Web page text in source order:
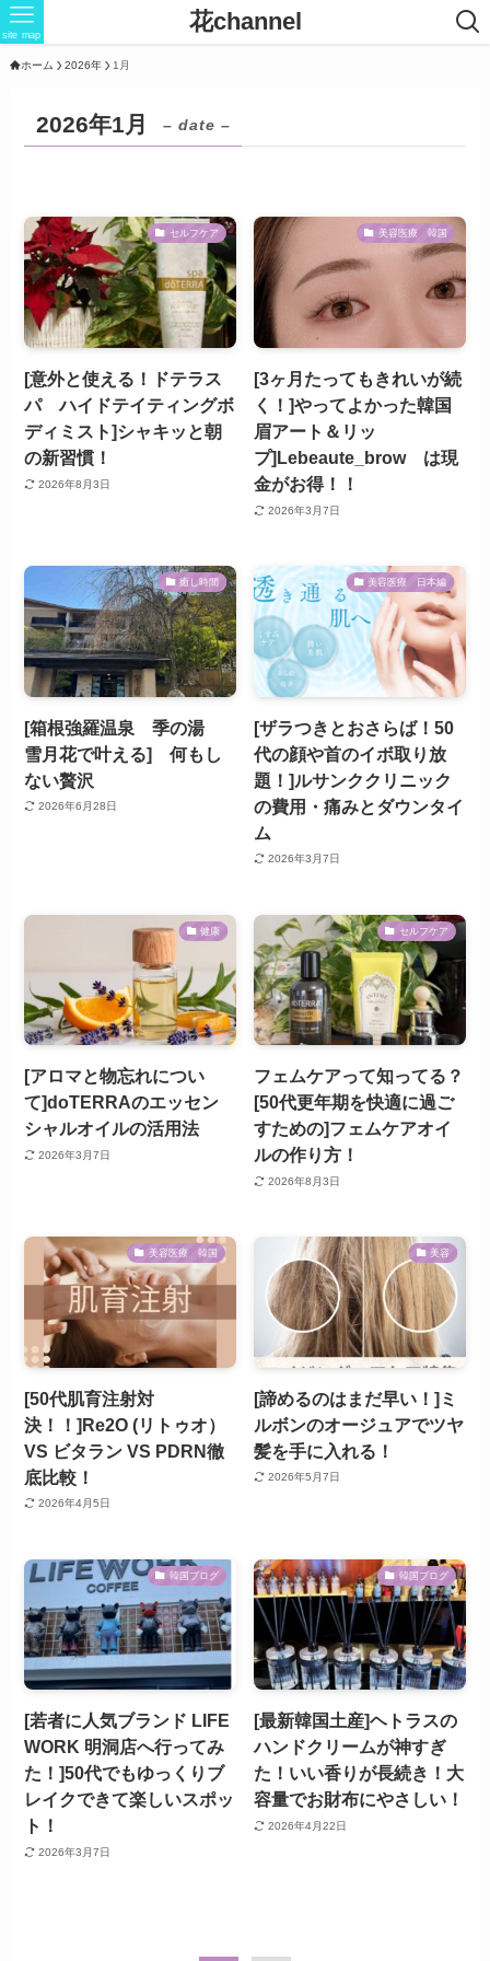
花channel
site map
ホーム 2026年 1月
2026年1月 – date –
セルフケア
[意外と使える！ドテラス
パ ハイドテイティングボ
ディミスト]シャキッと朝
の新習慣！
2026年8月3日
美容医療 韓国
[3ヶ月たってもきれいが続
く！]やってよかった韓国
眉アート＆リッ
プ]Lebeaute_brow は現
金がお得！！
2026年3月7日
癒し時間
[箱根強羅温泉 季の湯
雪月花で叶える] 何もし
ない贅沢
2026年6月28日
美容医療 日本編
[ザラつきとおさらば！50
代の顔や首のイボ取り放
題！]ルサンククリニック
の費用・痛みとダウンタイ
ム
2026年3月7日
健康
[アロマと物忘れについ
て]doTERRAのエッセン
シャルオイルの活用法
2026年3月7日
セルフケア
フェムケアって知ってる？
[50代更年期を快適に過ご
すための]フェムケアオイ
ルの作り方！
2026年8月3日
美容医療 韓国
[50代肌育注射対
決！！]Re2O (リトゥオ）
VS ビタラン VS PDRN徹
底比較！
2026年4月5日
美容
[諦めるのはまだ早い！]ミ
ルボンのオージュアでツヤ
髪を手に入れる！
2026年5月7日
韓国ブログ
[若者に人気ブランド LIFE
WORK 明洞店へ行ってみ
た！]50代でもゆっくりブ
レイクできて楽しいスポッ
ト！
2026年3月7日
韓国ブログ
[最新韓国土産]ヘトラスの
ハンドクリームが神すぎ
た！いい香りが長続き！大
容量でお財布にやさしい！
2026年4月22日